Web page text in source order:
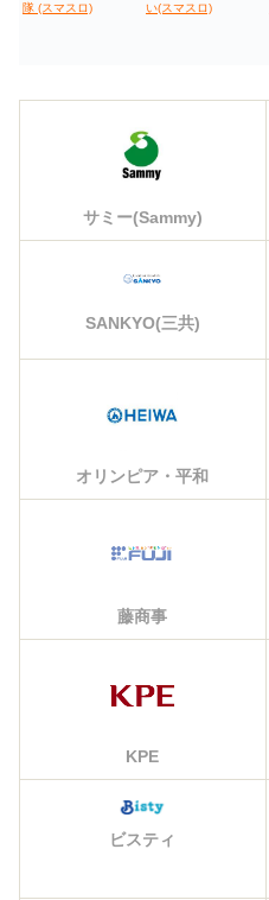
隊 (スマスロ)
い(スマスロ)
サミー(Sammy)
SANKYO(三共)
オリンピア・平和
藤商事
KPE
ビスティ